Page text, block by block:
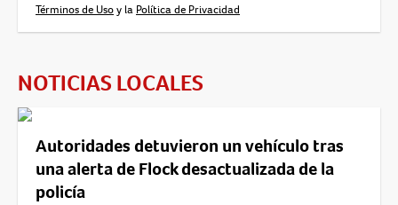
Términos de Usoy la Política de Privacidad
NOTICIAS LOCALES
Autoridades detuvieron un vehículo tras
una alerta de Flock desactualizada de la
policía